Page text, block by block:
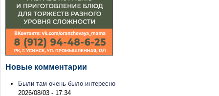
Новые комментарии
Были там очень было интересно
2026/08/03 - 17:34